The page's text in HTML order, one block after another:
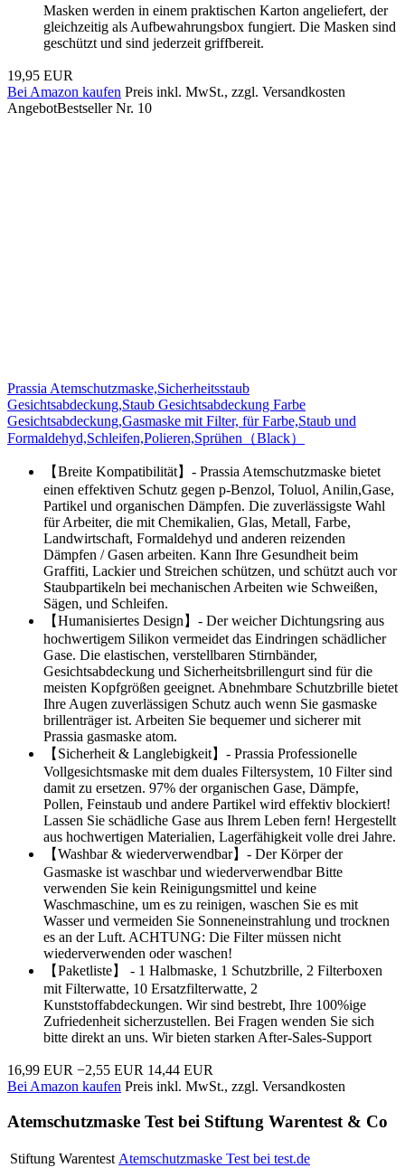
Masken werden in einem praktischen Karton angeliefert, der
gleichzeitig als Aufbewahrungsbox fungiert. Die Masken sind
geschützt und sind jederzeit griffbereit.
19,95 EUR
Bei Amazon kaufen Preis inkl. MwSt., zzgl. Versandkosten
AngebotBestseller Nr. 10
Prassia Atemschutzmaske,Sicherheitsstaub
Gesichtsabdeckung,Staub Gesichtsabdeckung Farbe
Gesichtsabdeckung,Gasmaske mit Filter, für Farbe,Staub und
Formaldehyd,Schleifen,Polieren,Sprühen（Black）
【Breite Kompatibilität】- Prassia Atemschutzmaske bietet
einen effektiven Schutz gegen p-Benzol, Toluol, Anilin,Gase,
Partikel und organischen Dämpfen. Die zuverlässigste Wahl
für Arbeiter, die mit Chemikalien, Glas, Metall, Farbe,
Landwirtschaft, Formaldehyd und anderen reizenden
Dämpfen / Gasen arbeiten. Kann Ihre Gesundheit beim
Graffiti, Lackier und Streichen schützen, und schützt auch vor
Staubpartikeln bei mechanischen Arbeiten wie Schweißen,
Sägen, und Schleifen.
【Humanisiertes Design】- Der weicher Dichtungsring aus
hochwertigem Silikon vermeidet das Eindringen schädlicher
Gase. Die elastischen, verstellbaren Stirnbänder,
Gesichtsabdeckung und Sicherheitsbrillengurt sind für die
meisten Kopfgrößen geeignet. Abnehmbare Schutzbrille bietet
Ihre Augen zuverlässigen Schutz auch wenn Sie gasmaske
brillenträger ist. Arbeiten Sie bequemer und sicherer mit
Prassia gasmaske atom.
【Sicherheit & Langlebigkeit】- Prassia Professionelle
Vollgesichtsmaske mit dem duales Filtersystem, 10 Filter sind
damit zu ersetzen. 97% der organischen Gase, Dämpfe,
Pollen, Feinstaub und andere Partikel wird effektiv blockiert!
Lassen Sie schädliche Gase aus Ihrem Leben fern! Hergestellt
aus hochwertigen Materialien, Lagerfähigkeit volle drei Jahre.
【Washbar & wiederverwendbar】- Der Körper der
Gasmaske ist waschbar und wiederverwendbar Bitte
verwenden Sie kein Reinigungsmittel und keine
Waschmaschine, um es zu reinigen, waschen Sie es mit
Wasser und vermeiden Sie Sonneneinstrahlung und trocknen
es an der Luft. ACHTUNG: Die Filter müssen nicht
wiederverwenden oder waschen!
【Paketliste】 - 1 Halbmaske, 1 Schutzbrille, 2 Filterboxen
mit Filterwatte, 10 Ersatzfilterwatte, 2
Kunststoffabdeckungen. Wir sind bestrebt, Ihre 100%ige
Zufriedenheit sicherzustellen. Bei Fragen wenden Sie sich
bitte direkt an uns. Wir bieten starken After-Sales-Support
16,99 EUR −2,55 EUR 14,44 EUR
Bei Amazon kaufen Preis inkl. MwSt., zzgl. Versandkosten
Atemschutzmaske Test bei Stiftung Warentest & Co
Stiftung Warentest Atemschutzmaske Test bei test.de